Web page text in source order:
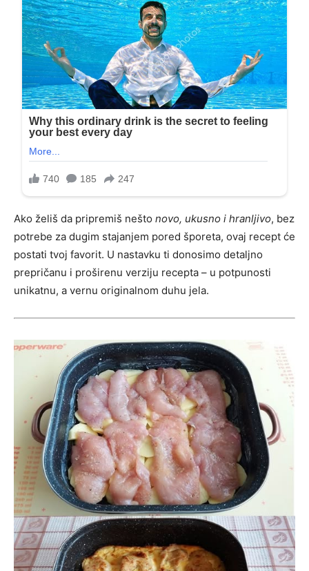
Ako želiš da pripremiš nešto novo, ukusno i hranljivo, bez
potrebe za dugim stajanjem pored šporeta, ovaj recept će
postati tvoj favorit. U nastavku ti donosimo detaljno
prepričanu i proširenu verziju recepta – u potpunosti
unikatnu, a vernu originalnom duhu jela.